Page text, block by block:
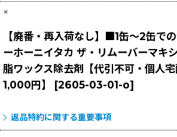
×
【廃番・再入荷なし】■1缶〜2缶で
ーホーニイタカ ザ・リムーバーマキ
脂ワックス除去剤【代引不可・個人
1,000円】
[2605-03-01-o]
返品特約に関する重要事項